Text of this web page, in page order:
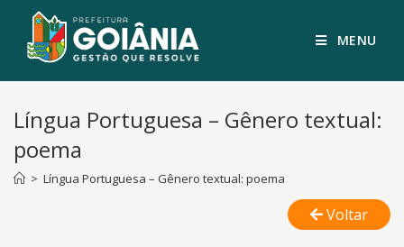
MENU
Língua Portuguesa – Gênero textual:
poema
> Língua Portuguesa – Gênero textual: poema
Voltar